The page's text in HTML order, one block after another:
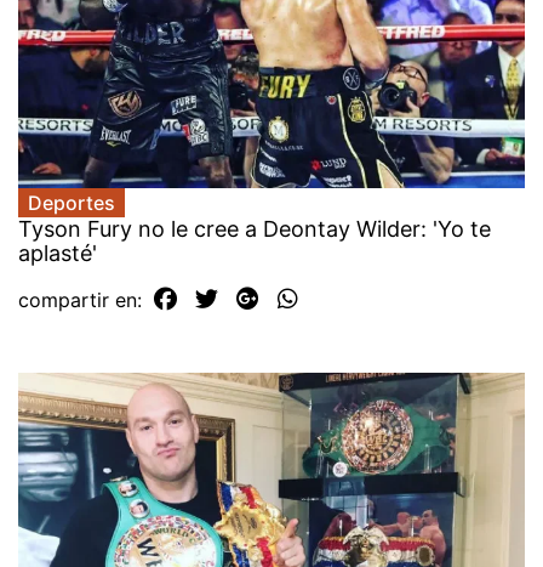
Deportes
Tyson Fury no le cree a Deontay Wilder: 'Yo te
aplasté'
compartir en: